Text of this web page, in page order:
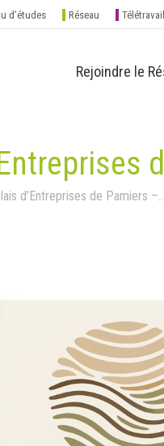
d’études Réseau
Rejoindre le
d’Entreprises de Pamiers –…